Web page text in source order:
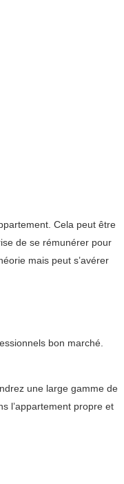
Cela peut être
de se rémunérer pour
mais peut s’avérer
bon marché.
une large gamme de
l’appartement propre et